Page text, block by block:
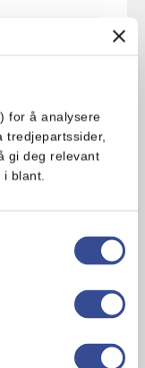
for å analysere
tredjepartssider,
gi deg relevant
i blant.
ustekte